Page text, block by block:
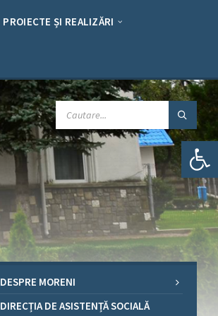
Deschide bara de unelte
PROIECTE ȘI REALIZĂRI
CAUTARE:
DESPRE MORENI
DIRECȚIA DE ASISTENȚĂ SOCIALĂ